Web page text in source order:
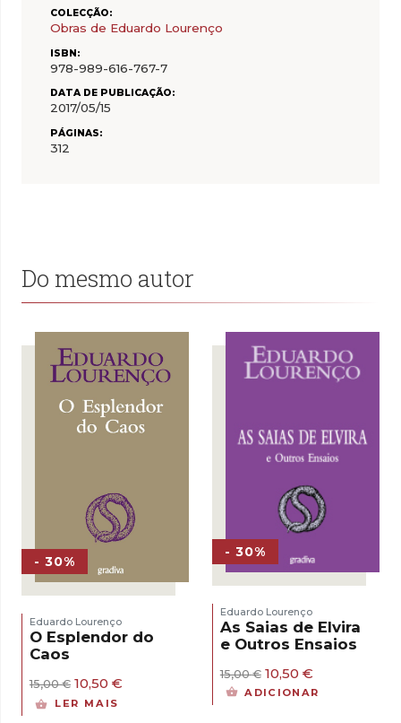
COLECÇÃO:
Obras de Eduardo Lourenço
ISBN:
978-989-616-767-7
DATA DE PUBLICAÇÃO:
2017/05/15
PÁGINAS:
312
Do mesmo autor
- 30%
Eduardo Lourenço
O Esplendor do
Caos
15,00€ O
preço
original
10,50 €
LER MAIS
- 30%
Eduardo Lourenço
As Saias de Elvira
e Outros Ensaios
15,00€ O
preço
10,50 €O
preço
ADICIONAR